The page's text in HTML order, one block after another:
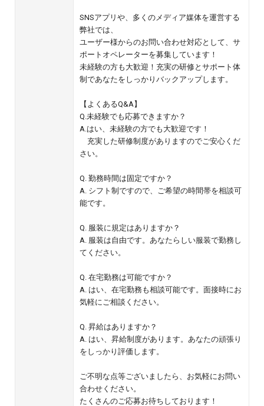
SNSアプリや、多くのメディア媒体を運営する
弊社では、
ユーザー様からのお問い合わせ対応として、サ
ポートオペレーターを募集しています！
未経験の方も大歓迎！充実の研修とサポート体
制であなたをしっかりバックアップします。
【よくあるQ&A】
Q.未経験でも応募できますか？
A.はい、未経験の方でも大歓迎です！
充実した研修制度がありますのでご安心くだ
さい。
Q. 勤務時間は固定ですか？
A. シフト制ですので、ご希望の時間帯を相談可
能です。
Q. 服装に規定はありますか？
A. 服装は自由です。あなたらしい服装で勤務し
てください。
Q. 在宅勤務は可能ですか？
A. はい、在宅勤務も相談可能です。面接時にお
気軽にご相談ください。
Q. 昇給はありますか？
A. はい、昇給制度があります。あなたの頑張り
をしっかり評価します。
ご不明な点等ございましたら、お気軽にお問い
合わせください。
たくさんのご応募お待ちしております！